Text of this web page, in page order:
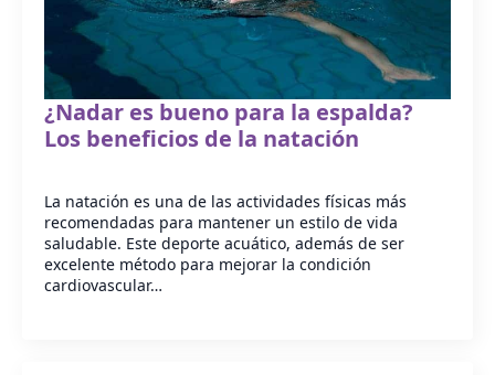
¿Nadar es bueno para la espalda?
Los beneficios de la natación
La natación es una de las actividades físicas más
recomendadas para mantener un estilo de vida
saludable. Este deporte acuático, además de ser
excelente método para mejorar la condición
cardiovascular…